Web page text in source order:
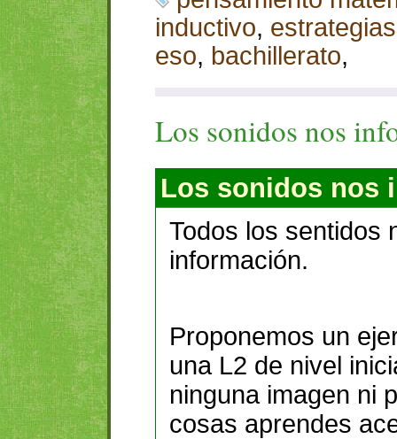
inductivo,
eso, bachillerato,
Los sonidos nos
Los sonidos nos
Todos los sentidos
información.
Proponemos un
una L2 de nivel
ninguna imagen ni
cosas aprendes